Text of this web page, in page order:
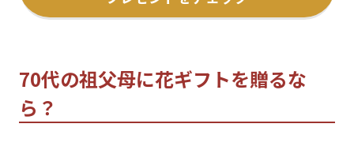
70代の祖父母に花ギフトを贈るな
ら？